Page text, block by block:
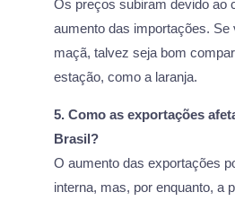
Os preços subiram devido ao
aumento das importações. Se
maçã, talvez seja bom
estação, como a laranja.
5. Como as exportações
Brasil?
O aumento das exportações
interna, mas, por enquanto, a